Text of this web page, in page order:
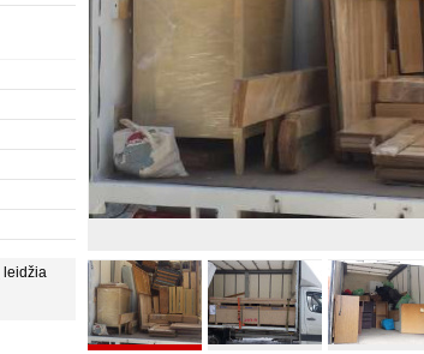
leidžia